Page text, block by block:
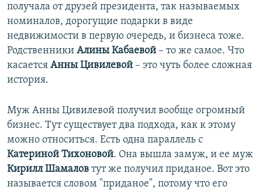
получала от друзей президента, так называемых
номиналов, дорогущие подарки в виде
недвижимости в первую очередь, и бизнеса тоже.
Родственники Алины Кабаевой – то же самое. Что
касается Анны Цивилевой – это чуть более сложная
история.
Муж Анны Цивилевой получил вообще огромный
бизнес. Тут существует два подхода, как к этому
можно относиться. Есть одна параллель с
Катериной Тихоновой. Она вышла замуж, и ее муж
Кирилл Шамалов тут же получил приданое. Вот это
называется словом "приданое", потому что его